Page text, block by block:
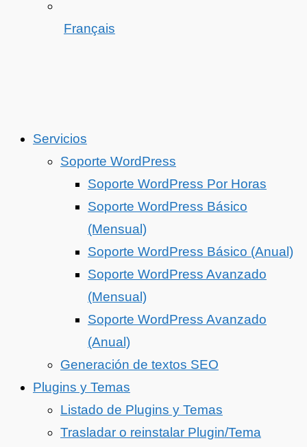
Français
Servicios
Soporte WordPress
Soporte WordPress Por Horas
Soporte WordPress Básico
(Mensual)
Soporte WordPress Básico (Anual)
Soporte WordPress Avanzado
(Mensual)
Soporte WordPress Avanzado
(Anual)
Generación de textos SEO
Plugins y Temas
Listado de Plugins y Temas
Trasladar o reinstalar Plugin/Tema